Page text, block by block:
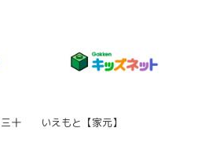
十
いえもと【家元】